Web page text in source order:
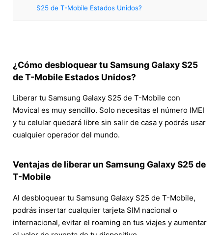
S25 de T-Mobile Estados Unidos?
¿Cómo desbloquear tu Samsung Galaxy S25
de T-Mobile Estados Unidos?
Liberar tu Samsung Galaxy S25 de T-Mobile con
Movical es muy sencillo. Solo necesitas el número IMEI
y tu celular quedará libre sin salir de casa y podrás usar
cualquier operador del mundo.
Ventajas de liberar un Samsung Galaxy S25 de
T-Mobile
Al desbloquear tu Samsung Galaxy S25 de T-Mobile,
podrás insertar cualquier tarjeta SIM nacional o
internacional, evitar el roaming en tus viajes y aumentar